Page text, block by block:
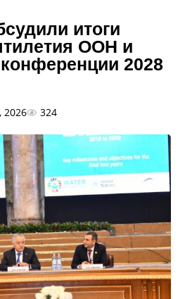
итоги
ООН и
2028
2026 324